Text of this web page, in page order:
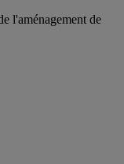
l'aménagement de